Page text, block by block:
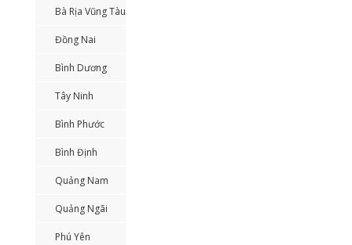
Bà Rịa Vũng Tàu
Đồng Nai
Bình Dương
Tây Ninh
Bình Phước
Bình Định
Quảng Nam
Quảng Ngãi
Phú Yên